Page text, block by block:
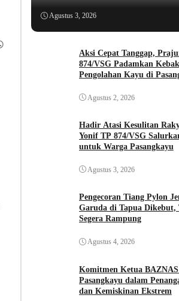
Agustus 3, 2026
Aksi Cepat Tanggap,
874/VSG Padamkan
Pengolahan Kayu di
Agustus 2, 2026
Hadir Atasi Kesulitan
Yonif TP 874/VSG
untuk Warga Pasangkayu
Agustus 3, 2026
Pengecoran Tiang Pylon
Garuda di Tapua
Segera Rampung
Agustus 4, 2026
Komitmen Ketua
Pasangkayu dalam
dan Kemiskinan Ekstrem